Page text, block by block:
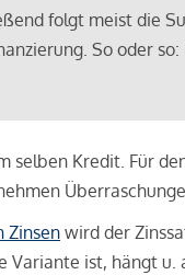
folgt meist die
So oder so:
selben Kredit. Für
Zinsenwird der
ist, hängt u.